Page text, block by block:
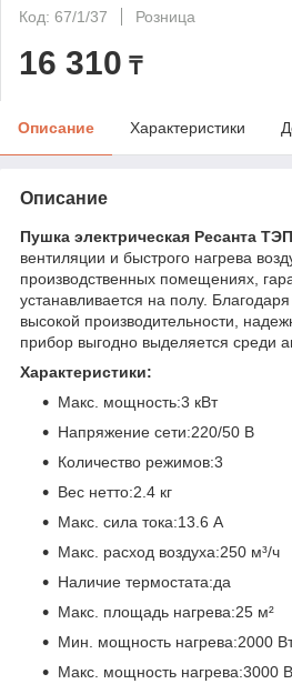
Код: 67/1/37
Розница
16 310 ₸
Описание Характеристики
Описание
Пушка электрическая Ресанта
вентиляции и быстрого нагрева
производственных помещениях,
устанавливается на полу.
высокой производительности,
прибор выгодно выделяется среди
Характеристики:
Макс. мощность:3 кВт
Напряжение сети:220/50 В
Количество режимов:3
Вес нетто:2.4 кг
Макс. сила тока:13.6 А
Макс. расход воздуха:250 м³/ч
Наличие термостата:да
Макс. площадь нагрева:25 м²
Мин. мощность нагрева:2000
Макс. мощность нагрева:3000